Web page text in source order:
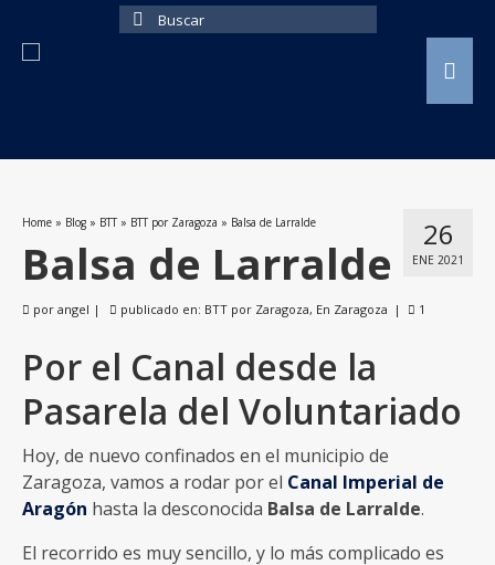
Buscar
26
ENE 2021
Home » Blog » BTT » BTT por Zaragoza » Balsa de Larralde
Balsa de Larralde
por angel | publicado en: BTT por Zaragoza, En Zaragoza | 1
Por el Canal desde la
Pasarela del Voluntariado
Hoy, de nuevo confinados en el municipio de
Zaragoza, vamos a rodar por el Canal Imperial de
Aragón hasta la desconocida Balsa de Larralde.
El recorrido es muy sencillo, y lo más complicado es